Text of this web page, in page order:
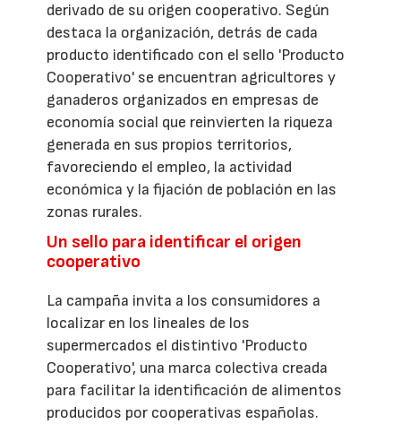
derivado de su origen cooperativo. Según
destaca la organización, detrás de cada
producto identificado con el sello 'Producto
Cooperativo' se encuentran agricultores y
ganaderos organizados en empresas de
economía social que reinvierten la riqueza
generada en sus propios territorios,
favoreciendo el empleo, la actividad
económica y la fijación de población en las
zonas rurales.
Un sello para identificar el origen
cooperativo
La campaña invita a los consumidores a
localizar en los lineales de los
supermercados el distintivo 'Producto
Cooperativo', una marca colectiva creada
para facilitar la identificación de alimentos
producidos por cooperativas españolas.